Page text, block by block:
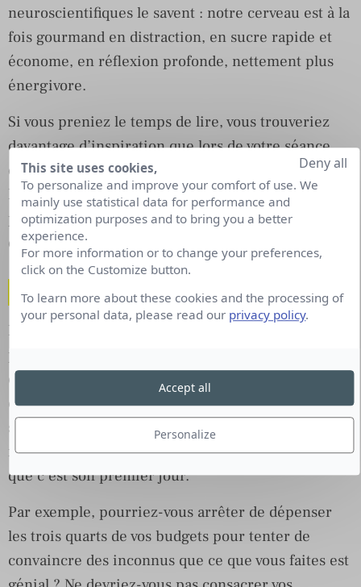
neuroscientifiques le savent : notre cerveau est à la
fois gourmand en distraction, en sucre rapide et
économe, en réflexion profonde, nettement plus
énergivore.
Si vous preniez le temps de lire, vous trouveriez
davantage d’inspiration que lors de votre séance
quotidienne de brainstorming avec vos équipes.
Normal ! Lorsque notre cerveau n’est pas distrait
par le flot continu de sollicitations éphémères (et
digitales), il a le temps de réfléchir.
Et réfléchir à quoi exactement ?
Nous vous proposons d’adopter une posture zen
pour effectuer un reload. Pour considérer que tout
ce que vous faites aujourd’hui peut être revu et
corrigé. Mais surtout repris à zéro. Comme si
soudainement vous vous mettiez en tête que votre
marketing s’écrit jour après jour en considérant
que c’est son premier jour.
Par exemple, pourriez-vous arrêter de dépenser
les trois quarts de vos budgets pour tenter de
convaincre des inconnus que ce que vous faites est
This site uses cookies,
To personalize and improve your comfort of use. We
mainly use statistical data for performance and
optimization purposes and to bring you a better
experience.
For more information or to change your preferences,
click on the Customize button.
To learn more about these cookies and the processing of
your personal data, please read our privacy policy.
Personalize
Deny all
Accept all